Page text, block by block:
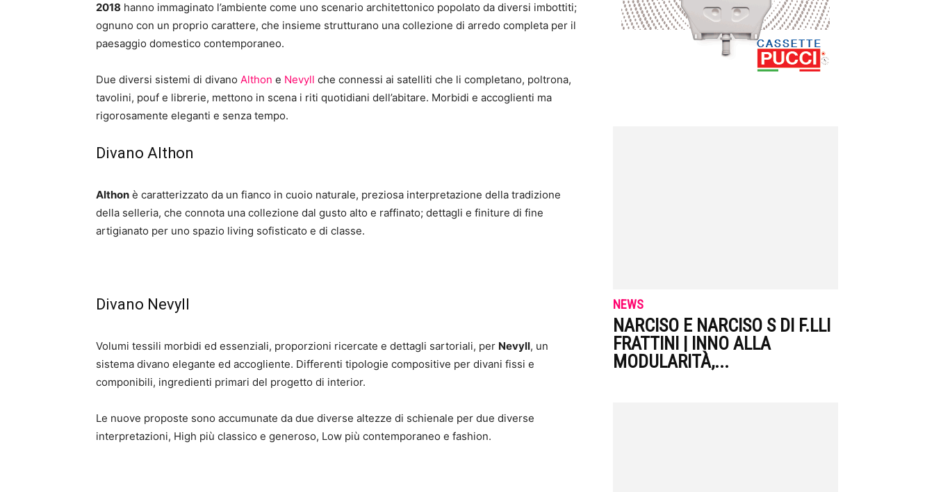
2018 hanno immaginato l’ambiente come uno scenario architettonico popolato da diversi imbottiti;
ognuno con un proprio carattere, che insieme strutturano una collezione di arredo completa per il
paesaggio domestico contemporaneo.
Due diversi sistemi di divano Althon e Nevyll che connessi ai satelliti che li completano, poltrona,
tavolini, pouf e librerie, mettono in scena i riti quotidiani dell’abitare. Morbidi e accoglienti ma
rigorosamente eleganti e senza tempo.
Divano Althon
Althon è caratterizzato da un fianco in cuoio naturale, preziosa interpretazione della tradizione
della selleria, che connota una collezione dal gusto alto e raffinato; dettagli e finiture di fine
artigianato per uno spazio living sofisticato e di classe.
Divano Nevyll
Volumi tessili morbidi ed essenziali, proporzioni ricercate e dettagli sartoriali, per Nevyll, un
sistema divano elegante ed accogliente. Differenti tipologie compositive per divani fissi e
componibili, ingredienti primari del progetto di interior.
Le nuove proposte sono accumunate da due diverse altezze di schienale per due diverse
interpretazioni, High più classico e generoso, Low più contemporaneo e fashion.
NEWS
NARCISO E NARCISO S DI F.LLI
FRATTINI | INNO ALLA
MODULARITÀ,...